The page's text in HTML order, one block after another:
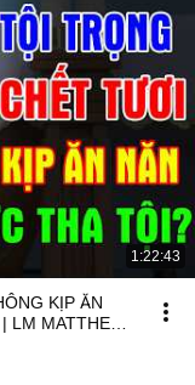
1:22:43
KỊP ĂN
MATTHEW